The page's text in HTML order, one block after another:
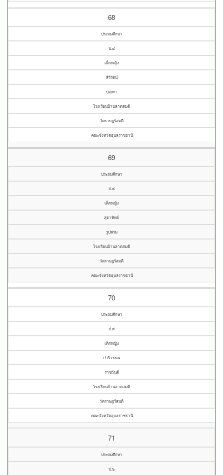
68
ประถมศึกษา
ป.๔
เด็กหญิง
สิริรัตน์
บุญพา
โรงเรียนบ้านลาดสมดี
วัดราษฎร์สมดี
คณะจังหวัดอุบลราชธานี
69
ประถมศึกษา
ป.๔
เด็กหญิง
สุดาทิพย์
รูปพรม
โรงเรียนบ้านลาดสมดี
วัดราษฎร์สมดี
คณะจังหวัดอุบลราชธานี
70
ประถมศึกษา
ป.๔
เด็กหญิง
ปาริวรรณ
ราชวันดี
โรงเรียนบ้านลาดสมดี
วัดราษฎร์สมดี
คณะจังหวัดอุบลราชธานี
71
ประถมศึกษา
ป.๖